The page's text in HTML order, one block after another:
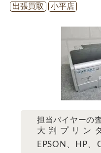
出張買取
小平店
担当バイヤーの
大判プリン
EPSON、HP